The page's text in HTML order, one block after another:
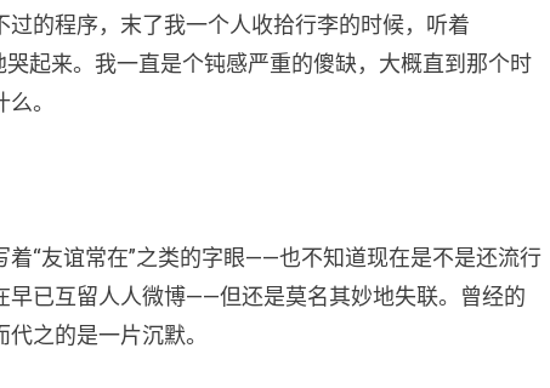
的程序，末了我一个人收拾行李的时候，听着
起来。我一直是个钝感严重的傻缺，大概直到那个时
。
“友谊常在”之类的字眼——也不知道现在是不是还流行
早已互留人人微博——但还是莫名其妙地失联。曾经的
之的是一片沉默。